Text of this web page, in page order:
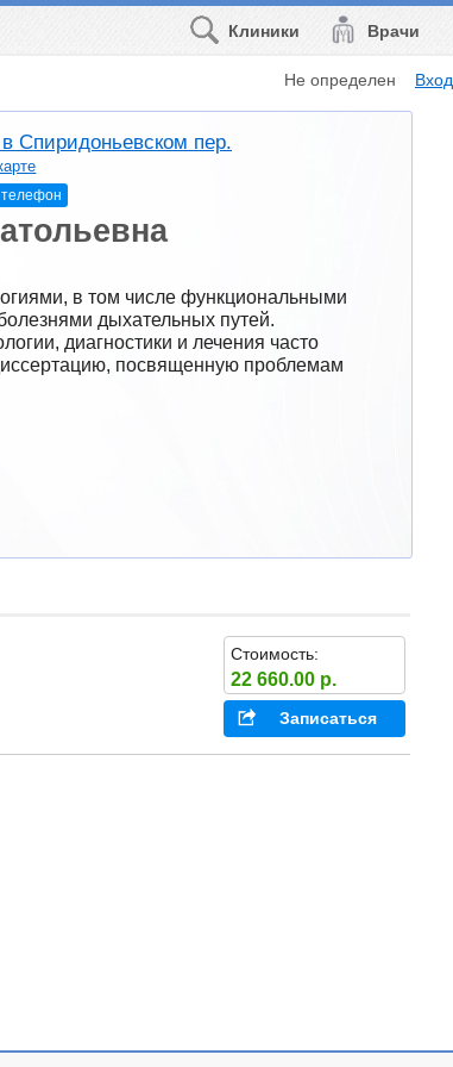
Врачи
Клиники
Не определен Вход
Спиридоньевском пер.
телефон
в том числе функциональными
дыхательных путей.
диагностики и лечения часто
посвященную проблемам
Стоимость:
22 660.00 р.
Записаться